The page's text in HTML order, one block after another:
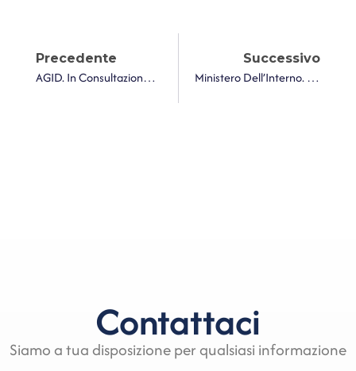
Precedente
AGID. In Consultazione Le Linee Guida Relative Alle Tessere Di Riconoscimento – Modello ATe
Successivo
Ministero Dell’Interno. Pagamento Nell’anno 2024 Delle Risorse Che Incrementano Il Fondo Finalizzato Alla Realizzazione E La Manutenzione Di Opere Pubbliche Negli Enti Locali Sciolti Per Fenomeni Di Infiltrazione E Di Condizionamento Di Tipo Mafioso
Contattaci
Siamo a tua disposizione per qualsiasi informazione